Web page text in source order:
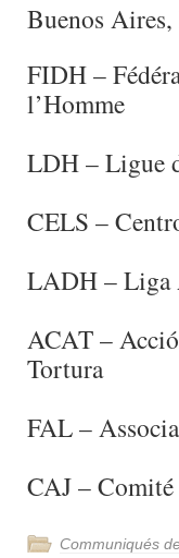
Buenos
FIDH –
l’Homme
LDH – Ligue
CELS –
LADH – Liga
ACAT –
Tortura
FAL –
CAJ –
Communiqués